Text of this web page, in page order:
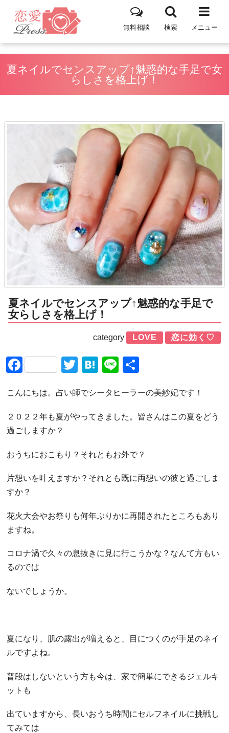
メニュー
検索
無料相談
夏ネイルでセンスアップ↑魅惑的な手足で女
らしさを格上げ！
夏ネイルでセンスアップ↑魅惑的な手足で
女らしさを格上げ！
category LOVE 恋に効く♡
FacebookTwitter
Hatena
Line
こんにちは。占い師でシータヒーラーの美紗妃です！
２０２２年も夏がやってきました。皆さんはこの夏をどう
過ごしますか？
おうちにおこもり？それともお外で？
片想いを叶えますか？それとも既に両想いの彼と過ごしま
すか？
花火大会やお祭りも何年ぶりかに再開されたところもあり
ますね。
コロナ渦で久々の息抜きに見に行こうかな？なんて方もい
るのでは
ないでしょうか。
夏になり、肌の露出が増えると、目につくのが手足のネイ
ルですよね。
普段はしないという方も今は、家で簡単にできるジェルキ
ットも
出ていますから、長いおうち時間にセルフネイルに挑戦し
てみては